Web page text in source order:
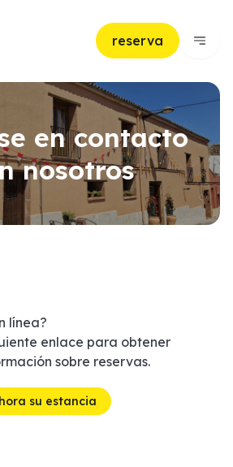
reserva
en contacto
nosotros
línea?
enlace para obtener
sobre reservas.
su estancia